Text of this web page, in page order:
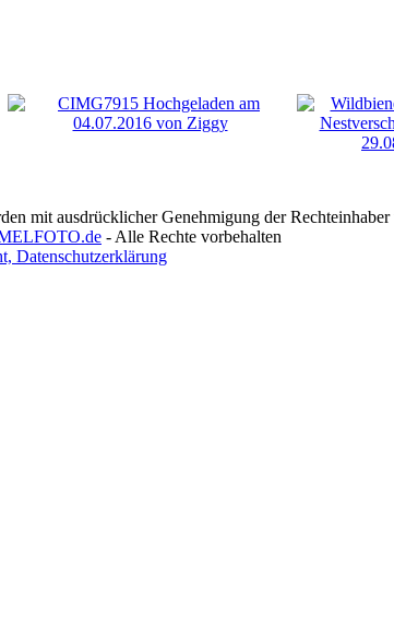
mit ausdrücklicher Genehmigung der
- Alle Rechte vorbehalten
Datenschutzerklärung